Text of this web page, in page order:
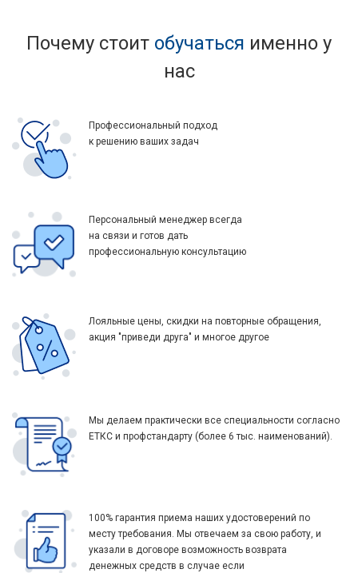
Почему стоит обучаться именно у
нас
Профессиональный подход
к решению ваших задач
Персональный менеджер всегда
на связи и готов дать
профессиональную консультацию
Лояльные цены, скидки на повторные обращения,
акция "приведи друга" и многое другое
Мы делаем практически все специальности согласно
ЕТКС и профстандарту (более 6 тыс. наименований).
100% гарантия приема наших удостоверений по
месту требования. Мы отвечаем за свою работу, и
указали в договоре возможность возврата
денежных средств в случае если